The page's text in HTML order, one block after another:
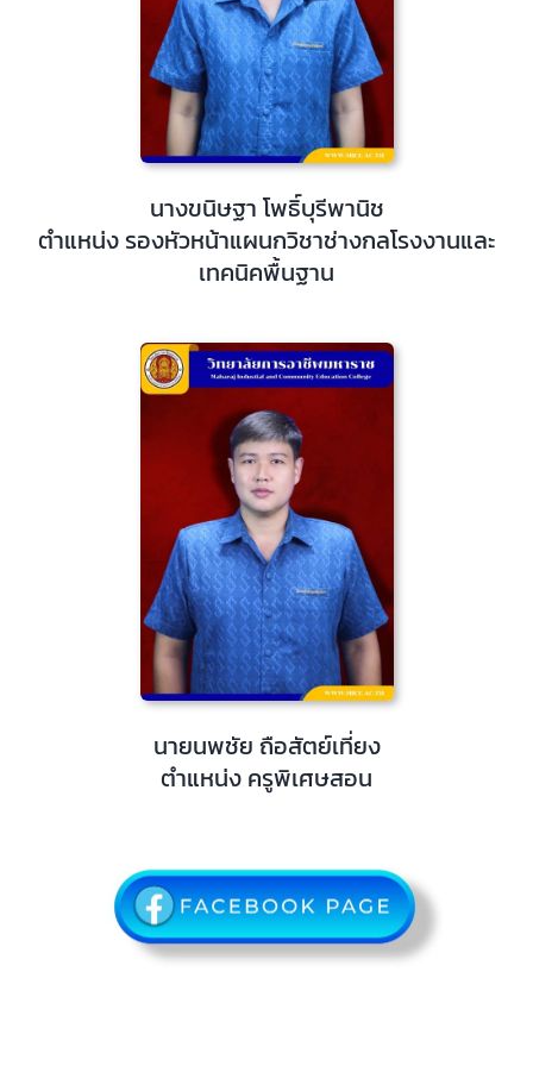
นางขนิษฐา โพธิ์บุรีพานิช
ตำแหน่ง รองหัวหน้าแผนกวิชาช่างกลโรงงานและ
เทคนิคพื้นฐาน
นายนพชัย ถือสัตย์เที่ยง
ตำแหน่ง ครูพิเศษสอน